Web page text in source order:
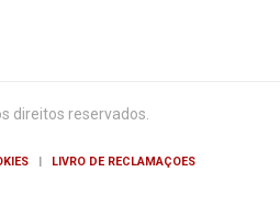
direitos reservados.
| LIVRO DE RECLAMAÇOES